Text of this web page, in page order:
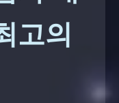
고의